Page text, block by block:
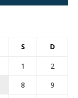
S D
1
2
8
9